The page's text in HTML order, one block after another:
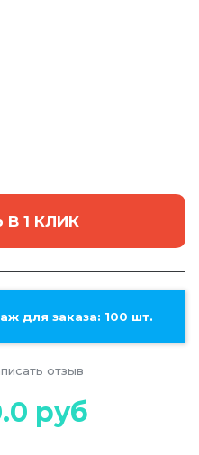
В 1 КЛИК
для заказа: 100 шт.
отзыв
руб